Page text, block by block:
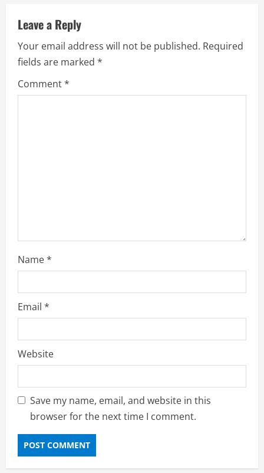
e
R
e
Leave a Reply
Your email address will not be published. Required
fields are marked *
Comment*
Name*
Email *
Website
Save my name, email, and website in this
browser for the next time I comment.